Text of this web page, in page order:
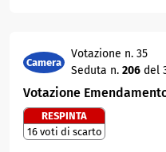
Camera
Votazione n. 35
Seduta n. 206 del
Votazione Emendamento
RESPINTA
16 voti di scarto